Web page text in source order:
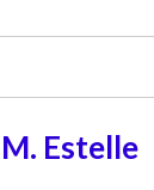
M. Estelle